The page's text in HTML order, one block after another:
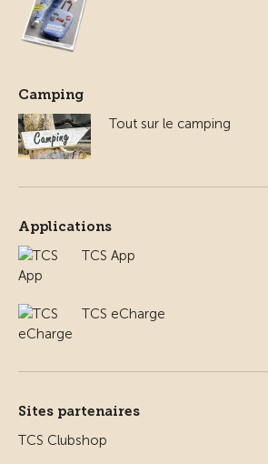
Camping
Tout sur le camping
Applications
TCS App
TCS eCharge
Sites partenaires
TCS Clubshop